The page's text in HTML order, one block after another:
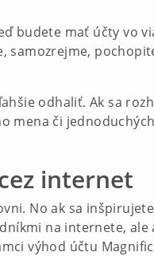
budete mať účty vo
samozrejme,
odhaliť. Ak sa
mena či
internet
No ak sa
na internete, ale
výhod účtu